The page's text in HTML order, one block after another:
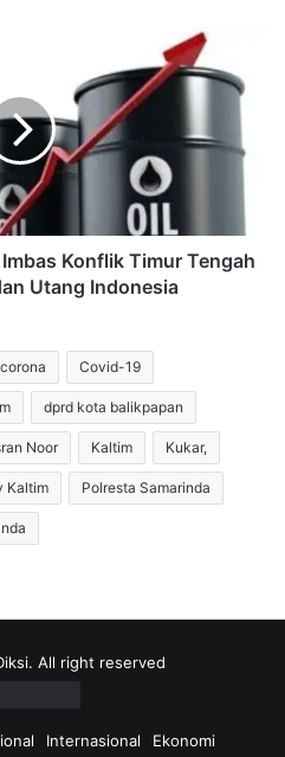
Konflik Timur Tengah
Utang Indonesia
corona Covid-19
dprd kota balikpapan
Noor Kaltim Kukar,
Kaltim Polresta Samarinda
All right reserved
Internasional Ekonomi